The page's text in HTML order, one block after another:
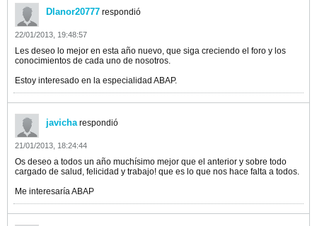
Dlanor20777 respondió
22/01/2013, 19:48:57
Les deseo lo mejor en esta año nuevo, que siga creciendo el foro y los
conocimientos de cada uno de nosotros.
Estoy interesado en la especialidad ABAP.
javicharespondió
21/01/2013, 18:24:44
Os deseo a todos un año muchísimo mejor que el anterior y sobre todo
cargado de salud, felicidad y trabajo! que es lo que nos hace falta a todos.
Me interesaría ABAP